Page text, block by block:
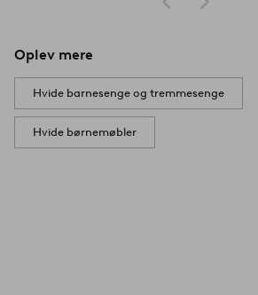
Oplev mere
Hvide barnesenge og tremmesenge
Hvide børnemøbler